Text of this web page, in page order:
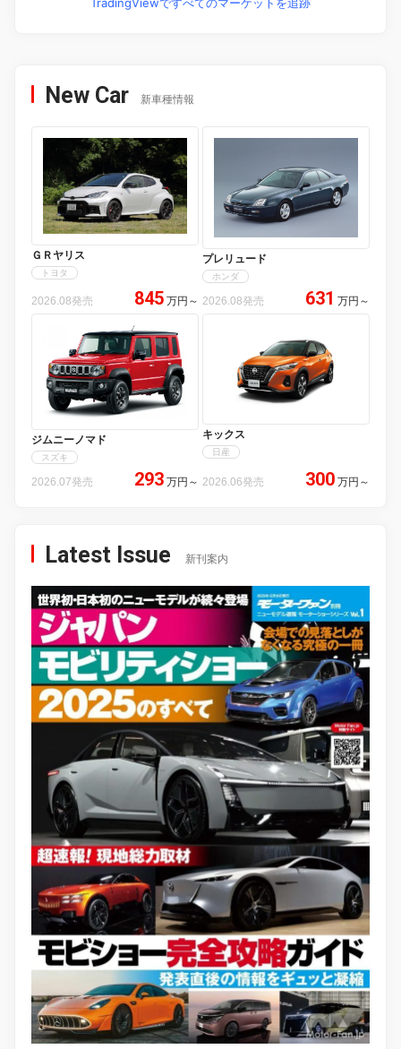
New Car 新車種情報
ＧＲヤリス
トヨタ
2026.08発売 845 万円 ～
プレリュード
ホンダ
2026.08発売 631 万円 ～
ジムニーノマド
スズキ
2026.07発売 293 万円 ～
キックス
日産
2026.06発売 300 万円 ～
Latest Issue 新刊案内